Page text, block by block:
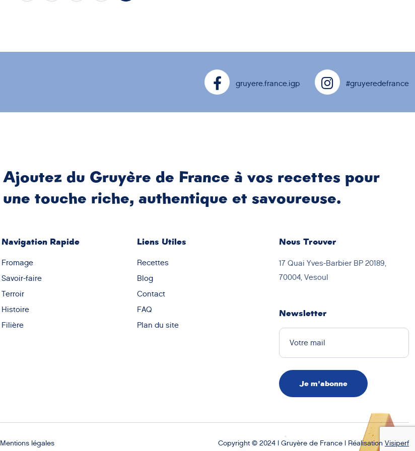
gruyere.france.igp #gruyeredefrance
Ajoutez du Gruyère de France à vos recettes pour
une touche riche, authentique et savoureuse.
Navigation Rapide
Fromage
Savoir-faire
Terroir
Histoire
Filière
Liens Utiles
Recettes
Blog
Contact
FAQ
Plan du site
Nous Trouver
17 Quai Yves-Barbier BP 20189,
70004, Vesoul
Newsletter
Copyright © 2024 | Gruyère de France | Réalisation Visiperf
Mentions légales